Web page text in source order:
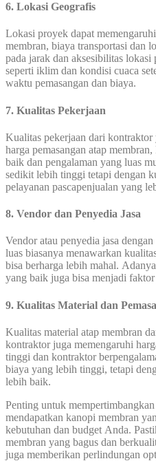
6. Lokasi Geografis
Lokasi proyek dapat
membran, biaya transportasi dan
pada jarak dan aksesibilitas
seperti iklim dan kondisi cuaca
waktu pemasangan dan biaya.
7. Kualitas Pekerjaan
Kualitas pekerjaan dari
harga pemasangan atap
baik dan pengalaman yang luas
sedikit lebih tinggi tetapi dengan
pelayanan pascapenjualan yang
8. Vendor dan Penyedia Jasa
Vendor atau penyedia jasa
luas biasanya menawarkan
bisa berharga lebih mahal.
yang baik juga bisa menjadi faktor
9. Kualitas Material dan
Kualitas material atap membran
kontraktor juga memengaruhi
tinggi dan kontraktor
biaya yang lebih tinggi, tetapi
lebih baik.
Penting untuk
mendapatkan kanopi membran
kebutuhan dan budget Anda.
membran yang bagus dan
juga memberikan perlindungan